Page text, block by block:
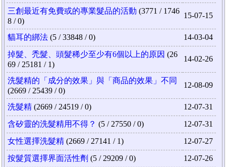
三創最近有免費或的專業髮品的活動 (3771 / 1746
8 / 0)
15-07-15
貓耳的綁法 (5 / 33848 / 0)
14-03-04
掉髮、禿髮、頭髮稀少至少有6個以上的原因 (26
69 / 25181 / 1)
14-02-26
洗髮精的「成分的效果」與「商品的效果」不同
(2669 / 25439 / 0)
12-08-09
洗髮精 (2669 / 24519 / 0)
12-07-31
含矽靈的洗髮精用不得？ (5 / 27550 / 0)
12-07-31
女性選擇洗髮精 (2669 / 27141 / 1)
12-07-27
按髮質選擇界面活性劑 (5 / 29209 / 0)
12-07-26